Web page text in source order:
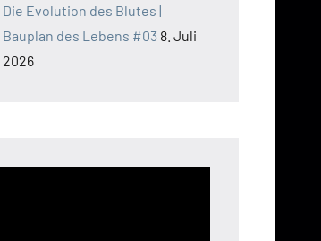
Die Evolution des Blutes |
Bauplan des Lebens #03 8. Juli
2026